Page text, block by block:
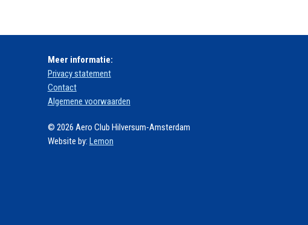
Meer informatie:
Privacy statement
Contact
Algemene voorwaarden
© 2026 Aero Club Hilversum-Amsterdam
Website by: Lemon